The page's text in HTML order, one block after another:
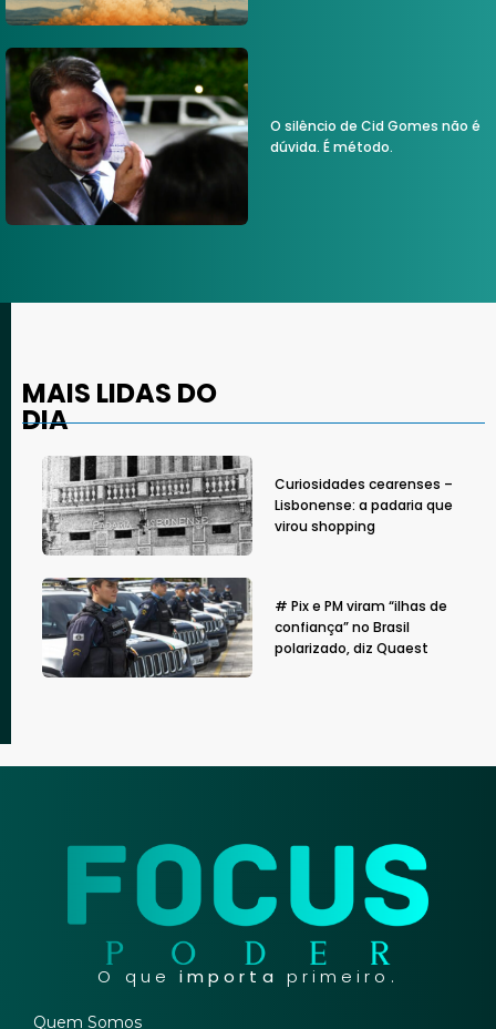
O silêncio de Cid Gomes não é
dúvida. É método.
MAIS LIDAS DO
DIA
Curiosidades cearenses –
Lisbonense: a padaria que
virou shopping
# Pix e PM viram “ilhas de
confiança” no Brasil
polarizado, diz Quaest
O que importa primeiro.
Quem Somos